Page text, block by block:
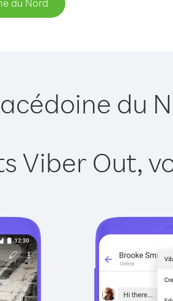
du Nord
du
Viber Out,